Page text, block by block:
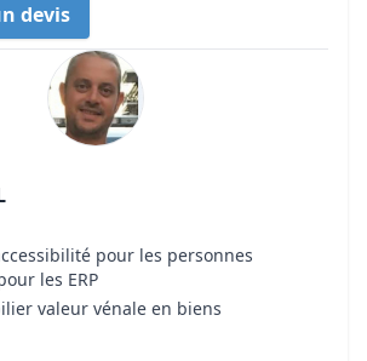
devis
pour les personnes
les ERP
valeur vénale en biens